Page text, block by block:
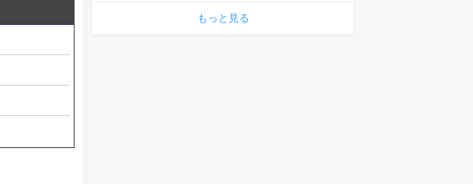
もっと見る